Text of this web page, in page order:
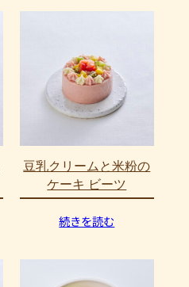
豆乳クリームと米粉の
ケーキ ビーツ
続きを読む